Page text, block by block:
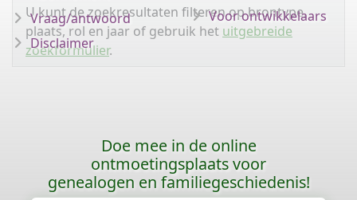
U kunt de zoekresultaten filteren op brontype,
plaats, rol en jaar of gebruik het uitgebreide
zoekformulier.
Vraag/antwoord
Disclaimer
Voor ontwikkelaars
Doe mee in de online
ontmoetingsplaats voor
genealogen en familiegeschiedenis!